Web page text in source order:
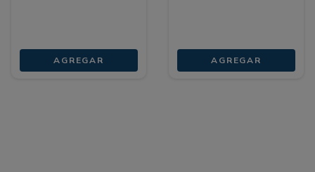
AGREGAR AGREGAR